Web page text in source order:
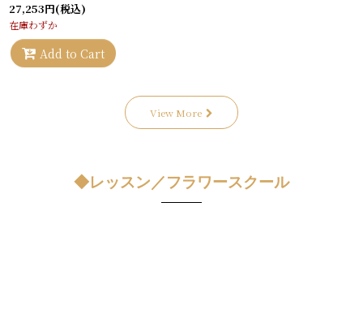
27,253円(税込)
在庫わずか
Add to Cart
View More
◆レッスン／フラワースクール